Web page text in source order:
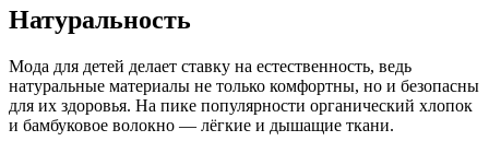
Натуральность
Мода для детей делает ставку на естественность, ведь
натуральные материалы не только комфортны, но и безопасны
для их здоровья. На пике популярности органический хлопок
и бамбуковое волокно — лёгкие и дышащие ткани.